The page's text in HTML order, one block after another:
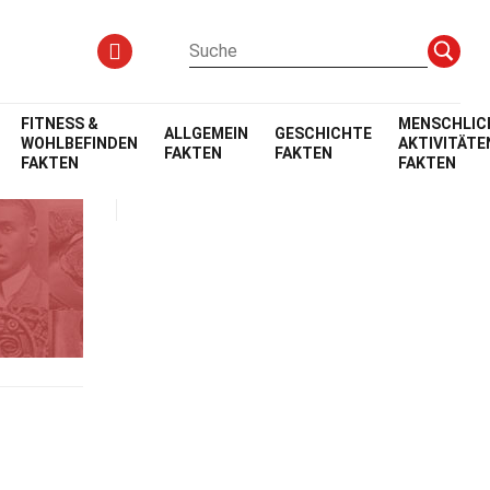
FITNESS &
WOHLBEFINDEN
FAKTEN
ALLGEMEIN
FAKTEN
GESCHICHTE
FAKTEN
FAKTEN